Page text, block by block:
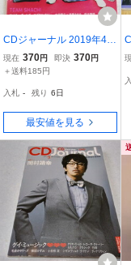
CDジャーナル 2019年4月
号 『 表紙&特集 King & Pr
ince 』
現在 370円 即決 370円
＋送料185円
入札 - 残り 6日
最安値を見る